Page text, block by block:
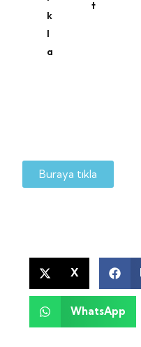
k
l
a
t
Buraya tıkla
X
WhatsApp